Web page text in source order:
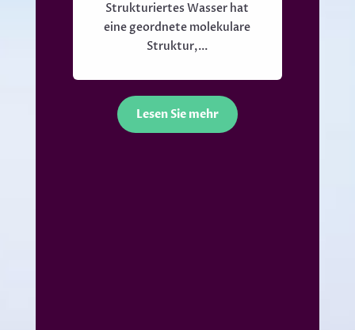
Strukturiertes Wasser hat
eine geordnete molekulare
Struktur,...
Lesen Sie mehr